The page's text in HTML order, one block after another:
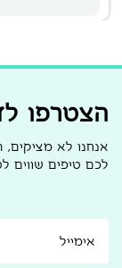
הצטרפו
אנחנו לא
לכם טיפים שווים